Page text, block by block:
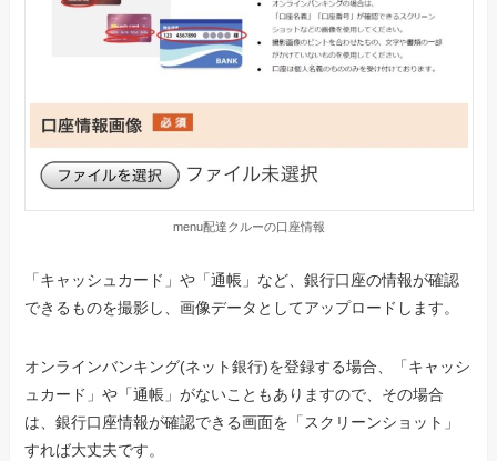
menu配達クルーの口座情報
「キャッシュカード」や「通帳」など、銀行口座の情報が確認
できるものを撮影し、画像データとしてアップロードします。
オンラインバンキング(ネット銀行)を登録する場合、「キャッシ
ュカード」や「通帳」がないこともありますので、その場合
は、銀行口座情報が確認できる画面を「スクリーンショット」
すれば大丈夫です。